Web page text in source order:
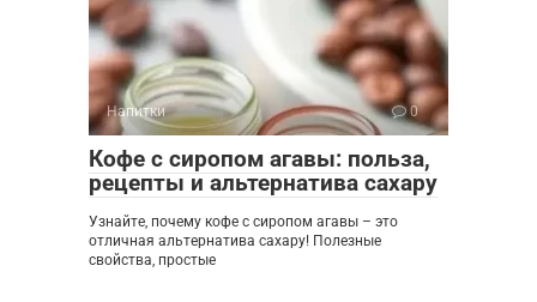
Напитки 0
Кофе с сиропом агавы: польза,
рецепты и альтернатива сахару
Узнайте, почему кофе с сиропом агавы – это
отличная альтернатива сахару! Полезные
свойства, простые